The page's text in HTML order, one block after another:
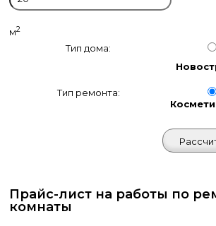
м2
Тип дома:
Тип ремонта:
Прайс-лист на работы по
комнаты